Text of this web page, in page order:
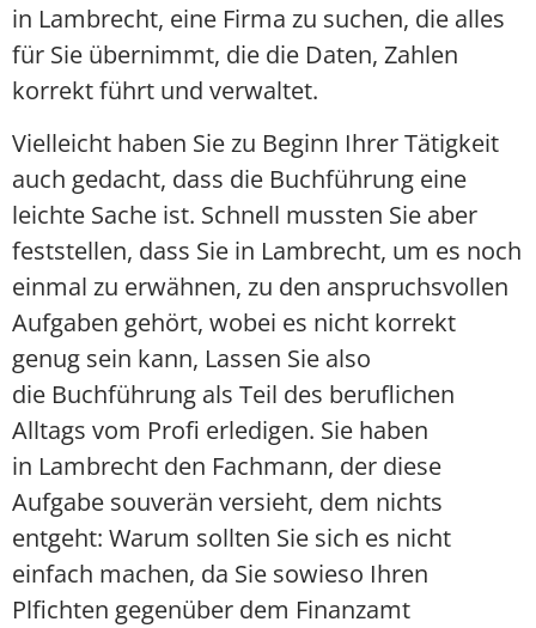
in Lambrecht, eine Firma zu suchen, die alles
für Sie übernimmt, die die Daten, Zahlen
korrekt führt und verwaltet.
Vielleicht haben Sie zu Beginn Ihrer Tätigkeit
auch gedacht, dass die Buchführung eine
leichte Sache ist. Schnell mussten Sie aber
feststellen, dass Sie in Lambrecht, um es noch
einmal zu erwähnen, zu den anspruchsvollen
Aufgaben gehört, wobei es nicht korrekt
genug sein kann, Lassen Sie also
die Buchführung als Teil des beruflichen
Alltags vom Profi erledigen. Sie haben
in Lambrecht den Fachmann, der diese
Aufgabe souverän versieht, dem nichts
entgeht: Warum sollten Sie sich es nicht
einfach machen, da Sie sowieso Ihren
Plfichten gegenüber dem Finanzamt